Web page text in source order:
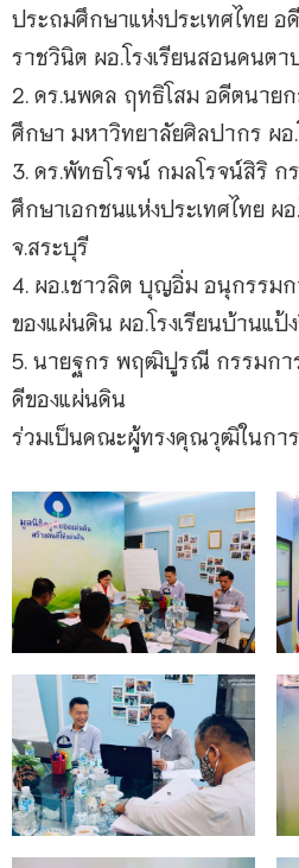
ประถมศึกษาแห่งประเทศไทย อ
ราชวินิต ผอ.โรงเรียนสอนคนตา
2. ดร.นพดล ฤทธิโสม อดีตนาย
ศึกษา มหาวิทยาลัยศิลปากร ผอ.
3. ดร.พัทธโรจน์ กมลโรจน์สิริ
ศึกษาเอกชนแห่งประเทศไทย ผอ
จ.สระบุรี
4. ผอ.เชาวลิต บุญอิ่ม อนุกรรมก
ของแผ่นดิน ผอ.โรงเรียนบ้านแป้
5. นายฐกร พฤฒิปูรณี กรรมกา
ดีของแผ่นดิน
ร่วมเป็นคณะผู้ทรงคุณวุฒิในกา